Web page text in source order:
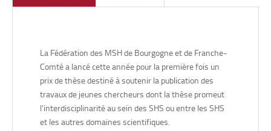
changements d’usage des sols.
»
— Laboratoire : CESAER (Centre d’Économie et de
Sociologie appliquées à l’Agriculture et aux Espaces Ruraux),
UMR 1041.
MSHE C. N. Ledoux, pour sa thèse intitulée
La Fédération des MSH de Bourgogne et de Franche-
Comté a lancé cette année pour la première fois un
prix de thèse destiné à soutenir la publication des
travaux de jeunes chercheurs dont la thèse promeut
l’interdisciplinarité au sein des SHS ou entre les SHS
et les autres domaines scientifiques.